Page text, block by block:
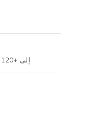
-40 إلى +120 درجة